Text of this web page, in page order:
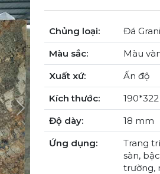
Next
Chủng loại:
Đá
Màu sắc:
Màu
Xuất xứ:
Ấn độ
Kích thước:
190*322
Độ dày:
18 mm
Ứng dụng:
Trang
sàn,
trường,